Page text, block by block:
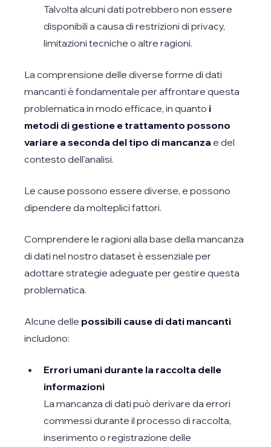
Talvolta alcuni dati potrebbero non essere
disponibili a causa di restrizioni di privacy,
limitazioni tecniche o altre ragioni.
La comprensione delle diverse forme di dati
mancanti è fondamentale per affrontare questa
problematica in modo efficace, in quanto i
metodi di gestione e trattamento possono
variare a seconda del tipo di mancanza e del
contesto dell'analisi.
Le cause possono essere diverse, e possono
dipendere da molteplici fattori.
Comprendere le ragioni alla base della mancanza
di dati nel nostro dataset è essenziale per
adottare strategie adeguate per gestire questa
problematica.
Alcune delle possibili cause di dati mancanti
includono:
Errori umani durante la raccolta delle
informazioni
La mancanza di dati può derivare da errori
commessi durante il processo di raccolta,
inserimento o registrazione delle